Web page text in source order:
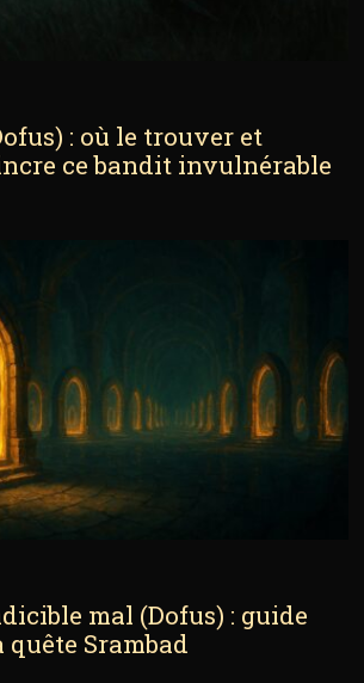
: où le trouver et
ce bandit invulnérable
mal (Dofus) : guide
Srambad